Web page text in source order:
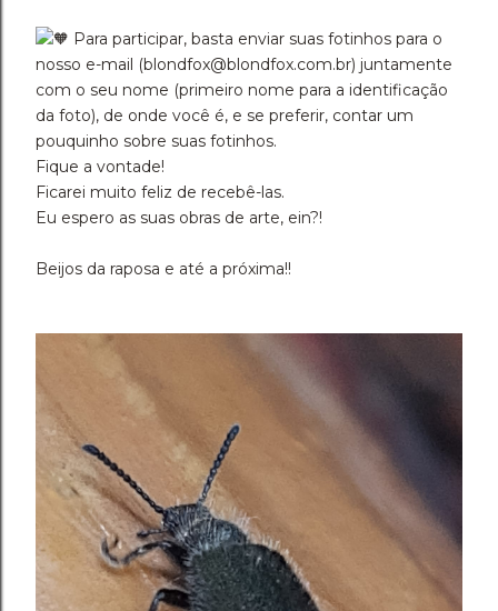
Para participar, basta enviar suas fotinhos para o
nosso e-mail (blondfox@blondfox.com.br) juntamente
com o seu nome (primeiro nome para a identificação
da foto), de onde você é, e se preferir, contar um
pouquinho sobre suas fotinhos.
Fique a vontade!
Ficarei muito feliz de recebê-las.
Eu espero as suas obras de arte, ein?!
Beijos da raposa e até a próxima!!